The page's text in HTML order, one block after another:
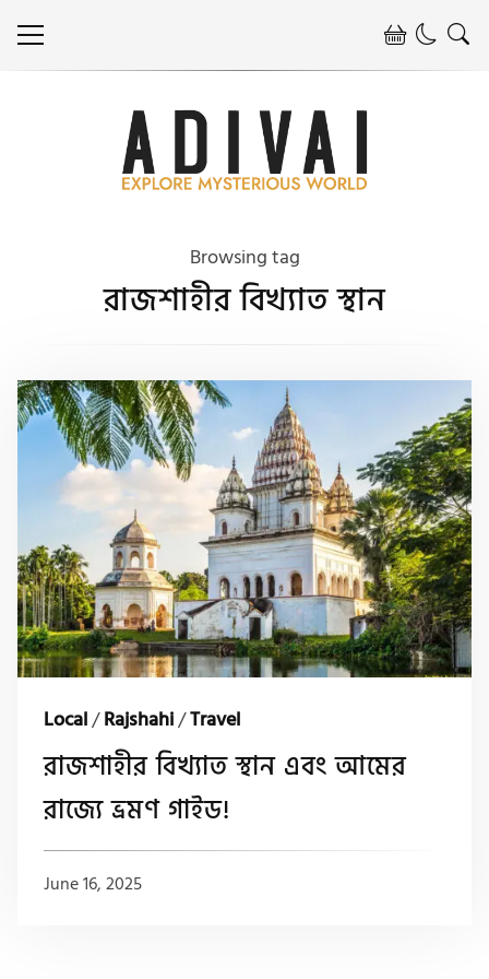
Browsing tag
রাজশাহীর বিখ্যাত স্থান
Local/Rajshahi/Travel
রাজশাহীর বিখ্যাত স্থান এবং আমের
রাজ্যে ভ্রমণ গাইড!
June 16, 2025